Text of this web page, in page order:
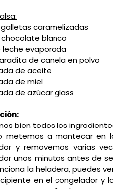
caramelizadas
chocolate blanco
leche evaporada
de canela en polvo
de aceite
de miel
de azúcar glass
bien todos los
metemos a mantecar en
y removemos varias
unos minutos antes de
la heladera, puedes
en el congelador y